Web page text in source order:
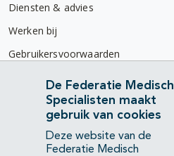
Diensten & advies
Werken bij
Gebruikersvoorwaarden
Privacyverklaring
Contact
Mercatorlaan 1200
3528 BL Utrecht
De Federatie Medisch
Specialisten maakt
gebruik van cookies
Deze website van de
Federatie Medisch